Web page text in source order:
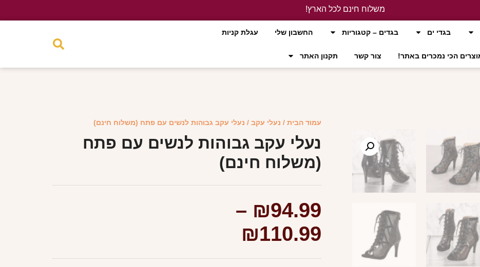
משלוח חינם לכל הארץ!
בגדי ים בגדים – קטגוריות החשבון שלי עגלת קניות
הכי נמכרים באתר! צור קשר תקנון האתר
עמוד הבית / נעלי עקב / נעלי עקב גבוהות לנשים עם פתח (משלוח חינם)
נעלי עקב גבוהות לנשים עם פתח
(משלוח חינם)
₪94.99
–
₪110.99